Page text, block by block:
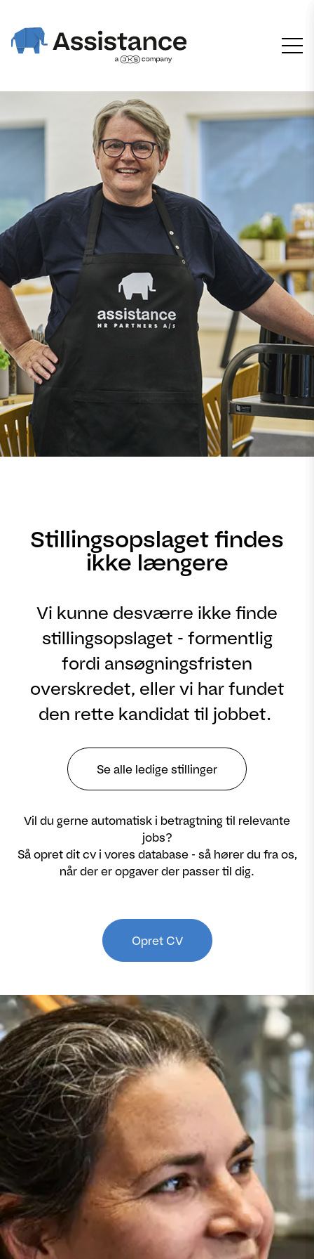
Stillingsopslaget findes
ikke længere
Vi kunne desværre ikke finde
stillingsopslaget - formentlig
fordi ansøgningsfristen
overskredet, eller vi har fundet
den rette kandidat til jobbet.
Se alle ledige stillinger
Vil du gerne automatisk i betragtning til relevante
jobs?
Så opret dit cv i vores database - så hører du fra os,
når der er opgaver der passer til dig.
Opret CV